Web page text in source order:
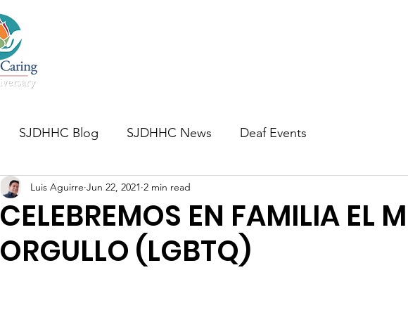
SJDHHC Blog SJDHHC News Deaf Events
CELEBREMOS EN FAMILIA EL
ORGULLO (LGBTQ)
Luis Aguirre Jun 22, 2021 2 min read